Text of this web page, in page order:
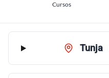
Cursos
Carreras
Tunja